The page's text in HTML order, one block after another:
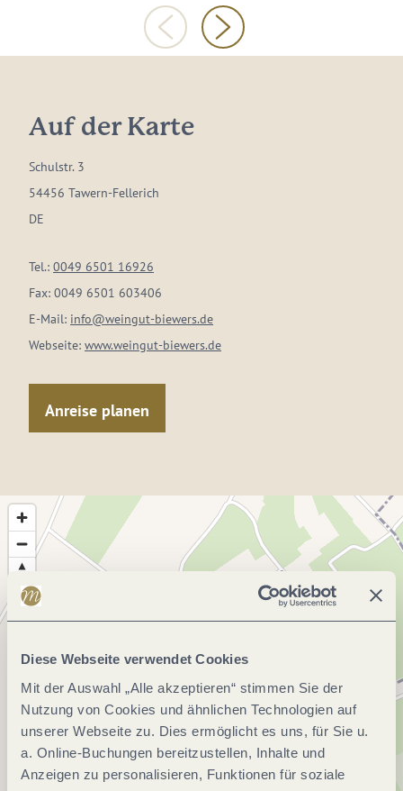
Diese Webseite verwendet Cookies
Mit der Auswahl „Alle akzeptieren“ stimmen Sie der
Nutzung von Cookies und ähnlichen Technologien auf
unserer Webseite zu. Dies ermöglicht es uns, für Sie u.
a. Online-Buchungen bereitzustellen, Inhalte und
Anzeigen zu personalisieren, Funktionen für soziale
Auf der Karte
Schulstr. 3
54456 Tawern-Fellerich
DE
Tel.: 0049 6501 16926
Fax: 0049 6501 603406
E-Mail: info@weingut-biewers.de
Webseite: www.weingut-biewers.de
Anreise planen